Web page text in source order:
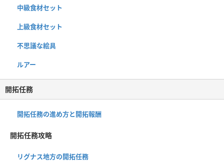
中級食材セット
上級食材セット
不思議な絵具
ルアー
開拓任務
開拓任務の進め方と開拓報酬
開拓任務攻略
リグナス地方の開拓任務